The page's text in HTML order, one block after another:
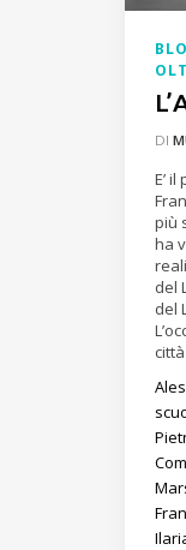
DI
E’
più
ha
del
del